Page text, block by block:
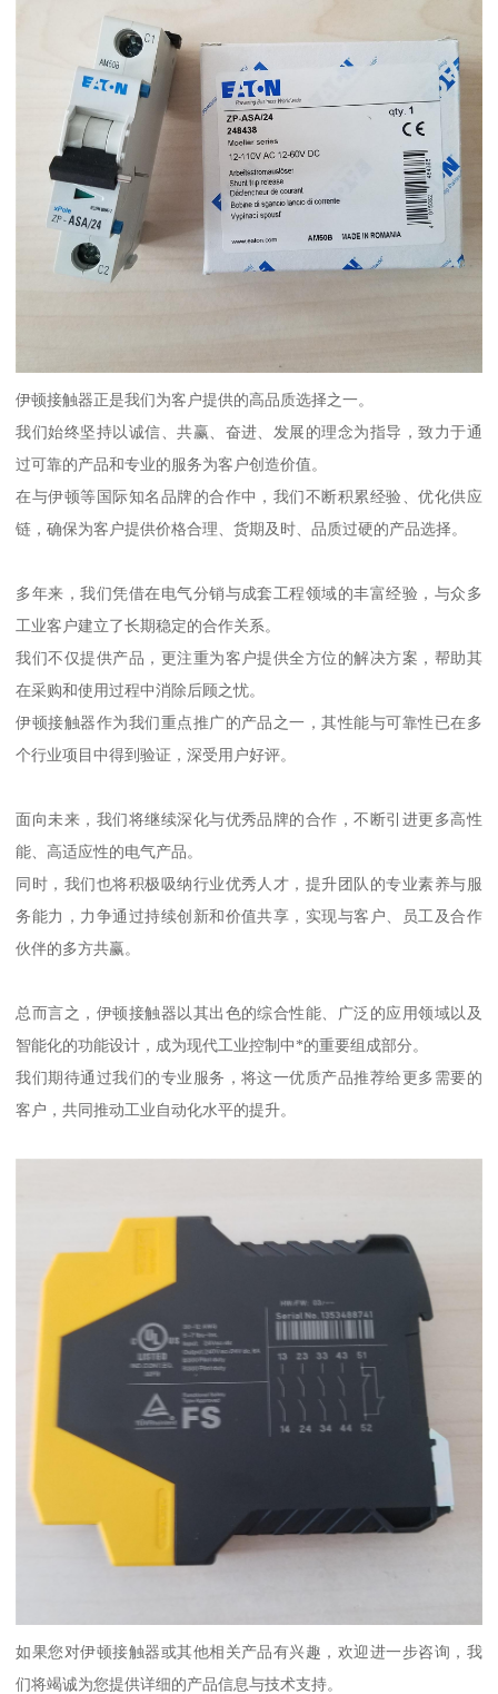
伊顿接触器正是我们为客户提供的高品质选择之一。
我们始终坚持以诚信、共赢、奋进、发展的理念为指导，致力于通
过可靠的产品和专业的服务为客户创造价值。
在与伊顿等国际知名品牌的合作中，我们不断积累经验、优化供应
链，确保为客户提供价格合理、货期及时、品质过硬的产品选择。
多年来，我们凭借在电气分销与成套工程领域的丰富经验，与众多
工业客户建立了长期稳定的合作关系。
我们不仅提供产品，更注重为客户提供全方位的解决方案，帮助其
在采购和使用过程中消除后顾之忧。
伊顿接触器作为我们重点推广的产品之一，其性能与可靠性已在多
个行业项目中得到验证，深受用户好评。
面向未来，我们将继续深化与优秀品牌的合作，不断引进更多高性
能、高适应性的电气产品。
同时，我们也将积极吸纳行业优秀人才，提升团队的专业素养与服
务能力，力争通过持续创新和价值共享，实现与客户、员工及合作
伙伴的多方共赢。
总而言之，伊顿接触器以其出色的综合性能、广泛的应用领域以及
智能化的功能设计，成为现代工业控制中*的重要组成部分。
我们期待通过我们的专业服务，将这一优质产品推荐给更多需要的
客户，共同推动工业自动化水平的提升。
如果您对伊顿接触器或其他相关产品有兴趣，欢迎进一步咨询，我
们将竭诚为您提供详细的产品信息与技术支持。